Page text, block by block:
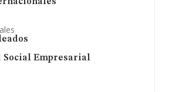
Social Empresarial